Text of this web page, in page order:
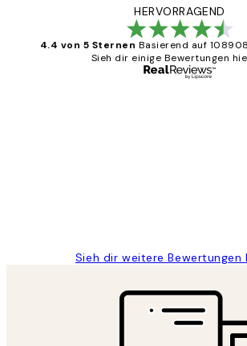
HERVORRAGEND
4.4 von 5 Sternen Basierend auf
Sieh dir einige Bewertungen
Sieh dir weitere Bewertungen